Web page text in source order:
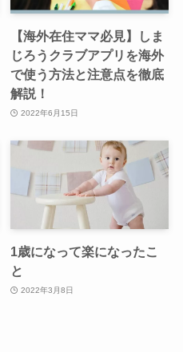
【海外在住ママ必見】しま
じろうクラブアプリを海外
で使う方法と注意点を徹底
解説！
2022年6月15日
1歳になって楽になったこ
と
2022年3月8日